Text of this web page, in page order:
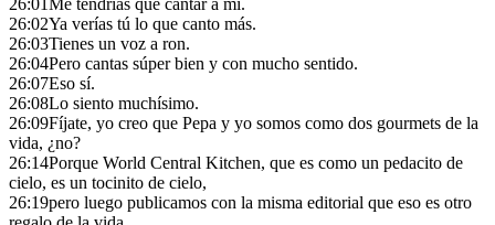
26:01Me tendrías que cantar a mí.
26:02Ya verías tú lo que canto más.
26:03Tienes un voz a ron.
26:04Pero cantas súper bien y con mucho sentido.
26:07Eso sí.
26:08Lo siento muchísimo.
26:09Fíjate, yo creo que Pepa y yo somos como dos gourmets de la
vida, ¿no?
26:14Porque World Central Kitchen, que es como un pedacito de
cielo, es un tocinito de cielo,
26:19pero luego publicamos con la misma editorial que eso es otro